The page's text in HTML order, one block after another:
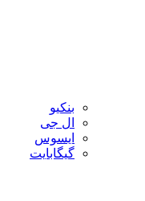
بنکیو
ال جی
ایسوس
گیگابایت